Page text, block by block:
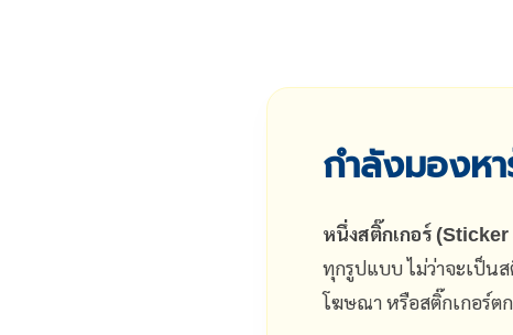
กำลังมองห
หนึ่งสติ๊กเกอร์
ทุกรูปแบบ ไม่ว่าจะเป็น
โฆษณา หรือสติ๊กเกอร์ต